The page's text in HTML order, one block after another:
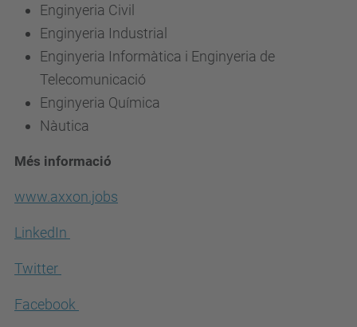
Enginyeria Civil
Enginyeria Industrial
Enginyeria Informàtica i Enginyeria de
Telecomunicació
Enginyeria Química
Nàutica
Més informació
www.axxon.jobs
LinkedIn
Twitter
Facebook